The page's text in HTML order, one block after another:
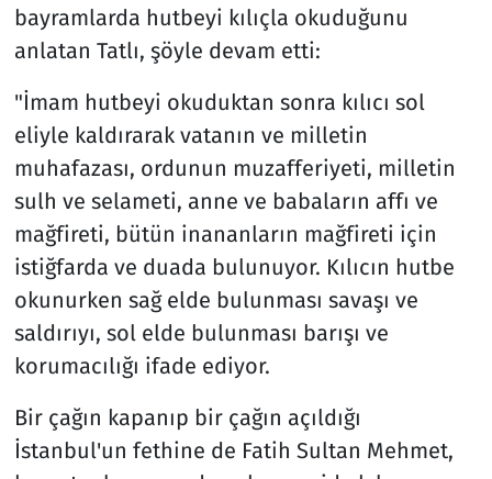
bayramlarda hutbeyi kılıçla okuduğunu
anlatan Tatlı, şöyle devam etti:
"İmam hutbeyi okuduktan sonra kılıcı sol
eliyle kaldırarak vatanın ve milletin
muhafazası, ordunun muzafferiyeti, milletin
sulh ve selameti, anne ve babaların affı ve
mağfireti, bütün inananların mağfireti için
istiğfarda ve duada bulunuyor. Kılıcın hutbe
okunurken sağ elde bulunması savaşı ve
saldırıyı, sol elde bulunması barışı ve
korumacılığı ifade ediyor.
Bir çağın kapanıp bir çağın açıldığı
İstanbul'un fethine de Fatih Sultan Mehmet,